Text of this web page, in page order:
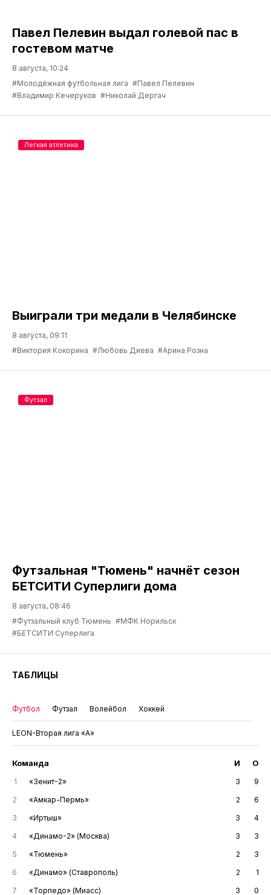
Павел Пелевин выдал голевой пас в
гостевом матче
8 августа, 10:24
#Молодёжная футбольная лига #Павел Пелевин
#Владимир Кечеруков #Николай Дергач
Выиграли три медали в Челябинске
8 августа, 09:11
#Виктория Кокорина #Любовь Диева #Арина Розна
Легкая атлетика
Футзальная "Тюмень" начнёт сезон
БЕТСИТИ Суперлиги дома
8 августа, 08:46
#Футзальный клуб Тюмень #МФК Норильск
#БЕТСИТИ Суперлига
Футзал
ТАБЛИЦЫ
Футбол Футзал Волейбол Хоккей
LEON-Вторая лига «А»
Команда И О
1 «Зенит-2» 3
9
2
«Амкар-Пермь» 2
6
3
«Иртыш» 3
4
4
«Динамо-2» (Москва) 3
3
5
«Тюмень» 2
3
6
«Динамо» (Ставрополь) 2
1
7
«Торпедо» (Миасс) 3 0